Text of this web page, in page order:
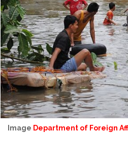
Image Department of Foreign